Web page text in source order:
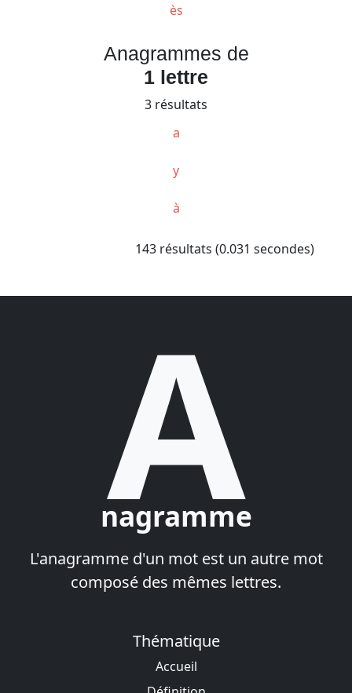
ès
Anagrammes de
1 lettre
3 résultats
a
y
à
143 résultats (0.031 secondes)
A
nagramme
L'anagramme d'un mot est un autre mot
composé des mêmes lettres.
Thématique
Accueil